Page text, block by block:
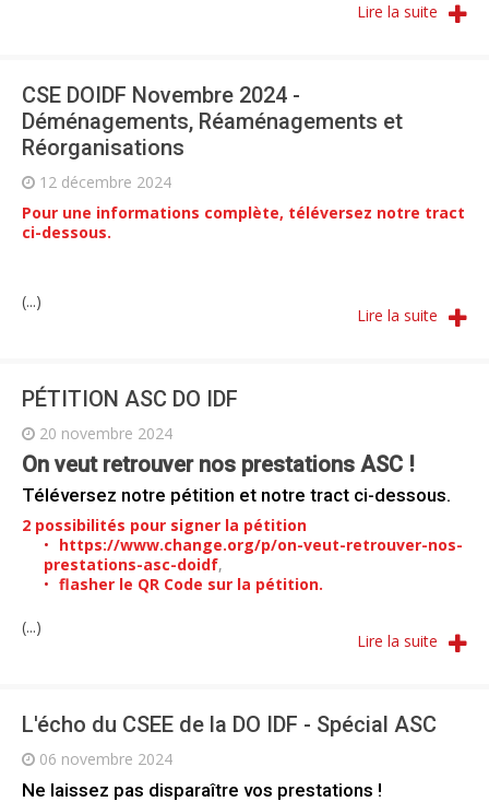
Lire la suite
CSE DOIDF Novembre 2024 -
Déménagements, Réaménagements et
Réorganisations
12 décembre 2024
Pour une informations complète, téléversez notre tract
ci-dessous.
(...)
Lire la suite
PÉTITION ASC DO IDF
20 novembre 2024
On veut retrouver nos prestations ASC !
Téléversez notre pétition et notre tract ci-dessous.
2 possibilités pour signer la pétition
https://www.change.org/p/on-veut-retrouver-nos-
prestations-asc-doidf,
flasher le QR Code sur la pétition.
(...)
Lire la suite
L'écho du CSEE de la DO IDF - Spécial ASC
06 novembre 2024
Ne laissez pas disparaître vos prestations !